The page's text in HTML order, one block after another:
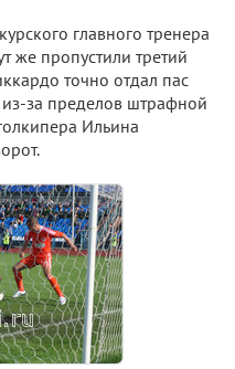
главного тренера
же пропустили третий
точно отдал пас
за пределов штрафной
Ильина